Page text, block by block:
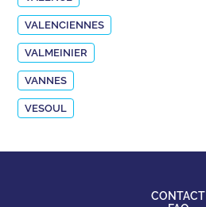
VALENCIENNES
VALMEINIER
VANNES
VESOUL
CONTACT